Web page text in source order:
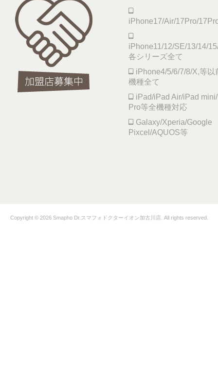
iPhone17/Air/17Pro/
iPhone11/12/SE/13/14/
各シリーズ全て
iPhone4/5/6/7/8/X,等以
機種全て
iPad/iPad Air/iPad
Pro等全機種対応
Galaxy/Xperia/Google
Pixcel/AQUOS等
Copyright © 2026 Smapho Dr.スマフォドクターイオン加古川店. All rights reserved.